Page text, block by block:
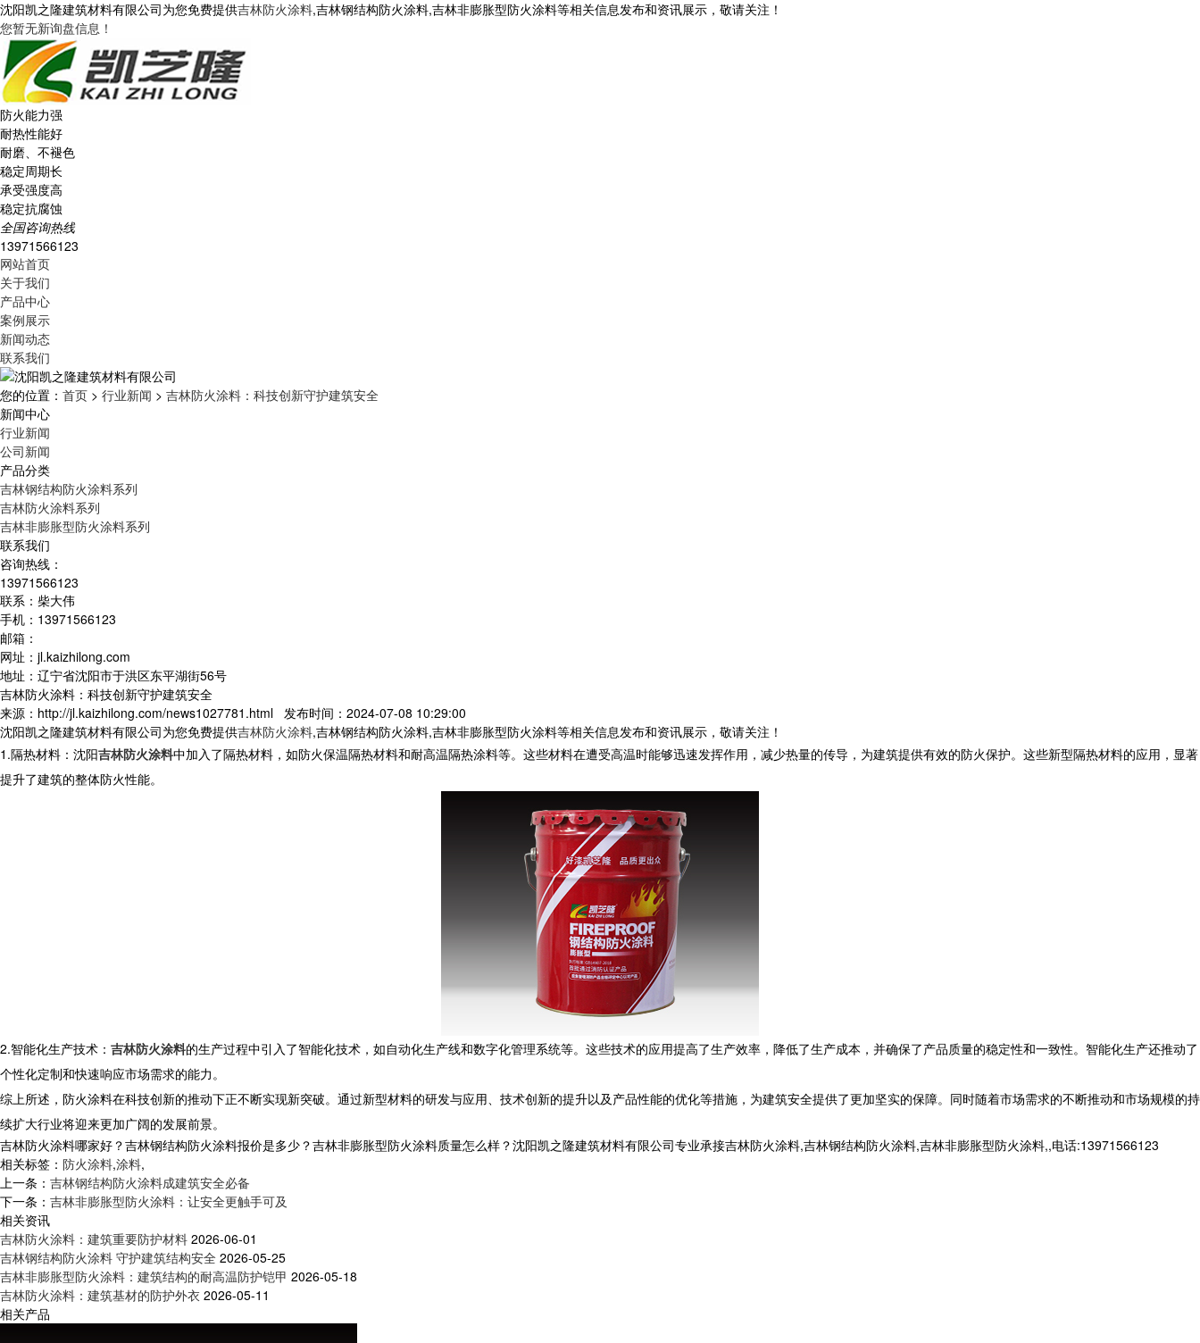
沈阳凯之隆建筑材料有限公司为您免费提供吉林防火涂料,吉林钢结构防火涂料,吉林非膨胀型防火涂料等相关信息发布和资讯展示，敬请关注！
您暂无新询盘信息！
防火能力强
耐热性能好
耐磨、不褪色
稳定周期长
承受强度高
稳定抗腐蚀
全国咨询热线
13971566123
网站首页
关于我们
产品中心
案例展示
新闻动态
联系我们
您的位置： 首页 > 行业新闻 > 吉林防火涂料：科技创新守护建筑安全
新闻中心
行业新闻
公司新闻
产品分类
吉林钢结构防火涂料系列
吉林防火涂料系列
吉林非膨胀型防火涂料系列
联系我们
咨询热线：
13971566123
联系：柴大伟
手机：13971566123
邮箱：
网址：jl.kaizhilong.com
地址：辽宁省沈阳市于洪区东平湖街56号
吉林防火涂料：科技创新守护建筑安全
来源：http://jl.kaizhilong.com/news1027781.html 发布时间：2024-07-08 10:29:00
沈阳凯之隆建筑材料有限公司为您免费提供吉林防火涂料,吉林钢结构防火涂料,吉林非膨胀型防火涂料等相关信息发布和资讯展示，敬请关注！
1.隔热材料：沈阳吉林防火涂料中加入了隔热材料，如防火保温隔热材料和耐高温隔热涂料等。这些材料在遭受高温时能够迅速发挥作用，减少热量的传导，为建筑提供有效的防火保护。这些新型隔热材料的应用，显著
提升了建筑的整体防火性能。
2.智能化生产技术： 吉林防火涂料的生产过程中引入了智能化技术，如自动化生产线和数字化管理系统等。这些技术的应用提高了生产效率，降低了生产成本，并确保了产品质量的稳定性和一致性。智能化生产还推动了
个性化定制和快速响应市场需求的能力。
综上所述，防火涂料在科技创新的推动下正不断实现新突破。通过新型材料的研发与应用、技术创新的提升以及产品性能的优化等措施，为建筑安全提供了更加坚实的保障。同时随着市场需求的不断推动和市场规模的持
续扩大行业将迎来更加广阔的发展前景。
吉林防火涂料哪家好？吉林钢结构防火涂料报价是多少？吉林非膨胀型防火涂料质量怎么样？沈阳凯之隆建筑材料有限公司专业承接吉林防火涂料,吉林钢结构防火涂料,吉林非膨胀型防火涂料,,电话:13971566123
相关标签： 防火涂料,涂料,
上一条： 吉林钢结构防火涂料成建筑安全必备
下一条： 吉林非膨胀型防火涂料：让安全更触手可及
相关资讯
吉林防火涂料：建筑重要防护材料 2026-06-01
吉林钢结构防火涂料 守护建筑结构安全 2026-05-25
吉林非膨胀型防火涂料：建筑结构的耐高温防护铠甲 2026-05-18
吉林防火涂料：建筑基材的防护外衣 2026-05-11
相关产品